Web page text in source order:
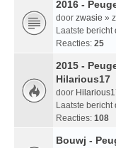
2016 -
door zwasie »
Laatste bericht
Reacties: 25
2015 -
Hilarious17
door
Laatste bericht
Reacties: 108
Bouwj -